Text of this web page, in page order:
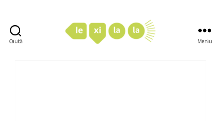
Caută Meniu